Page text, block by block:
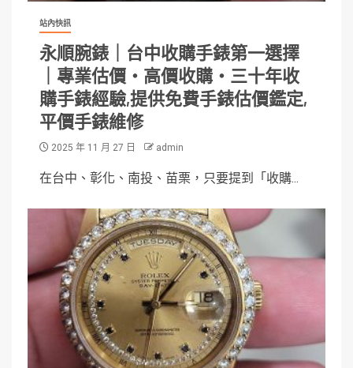
站內快訊
永順腕錶｜台中收購手錶第一選擇
｜專業估價・高價收購・三十年收
購手錶經驗,提供免費手錶估價鑑定,
平價手錶維修
2025 年 11 月 27 日 admin
在台中、彰化、南投、苗栗，只要提到「收購...